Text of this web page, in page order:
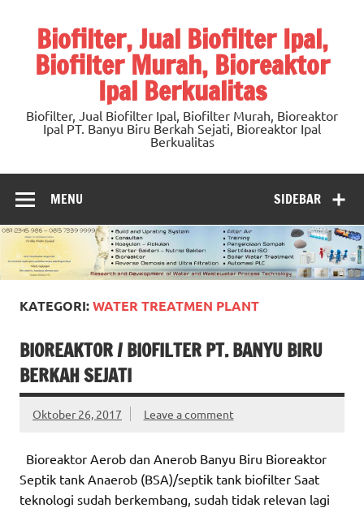
contentBiofilter, Jual Biofilter Ipal,
Biofilter Murah, Bioreaktor
Ipal Berkualitas
Biofilter, Jual Biofilter Ipal, Biofilter Murah, Bioreaktor
Ipal PT. Banyu Biru Berkah Sejati, Bioreaktor Ipal
Berkualitas
SIDEBAR
MENU
KATEGORI:WATER TREATMEN PLANT
BIOREAKTOR / BIOFILTER PT. BANYU BIRU
BERKAH SEJATI
Oktober 26, 2017 Leave a comment
Bioreaktor Aerob dan Anerob Banyu Biru Bioreaktor
Septik tank Anaerob (BSA)/septik tank biofilter Saat
teknologi sudah berkembang, sudah tidak relevan lagi